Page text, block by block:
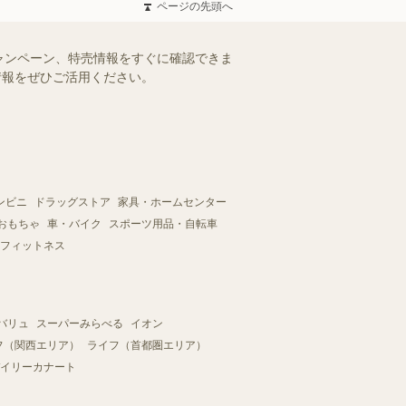
ページの先頭へ
ペーン、特売情報をすぐに確認できま
をぜひご活用ください。
ビニ ドラッグストア
家具・ホームセンター
もちゃ
車・バイク
スポーツ用品・自転車
ィットネス
リュ スーパーみらべる
イオン
関西エリア）
ライフ（首都圏エリア）
リーカナート